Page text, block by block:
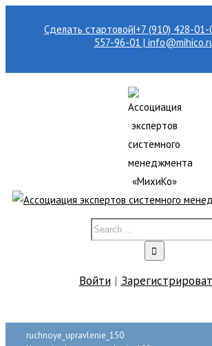
Сделать стартовой|+7 (910) 428-01-
557-96-01 |
Войти|
ruchnoye_upravlenie_150